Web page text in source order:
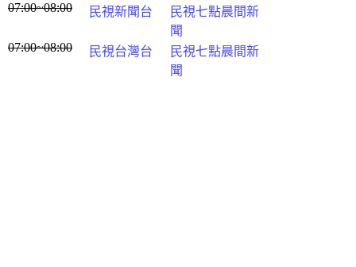
07:00~08:00
民視新聞台
民視七點晨間新
聞
07:00~08:00
民視台灣台
民視七點晨間新
聞